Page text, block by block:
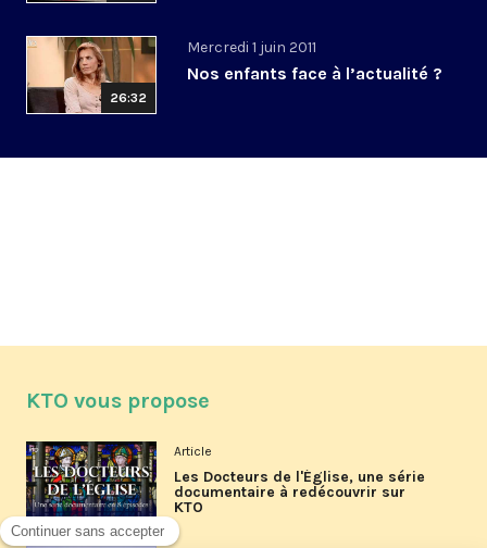
26:32
Mercredi 1 juin 2011
Nos enfants face à l’actualité ?
KTO vous propose
Article
Les Docteurs de l'Église, une série
documentaire à redécouvrir sur
KTO